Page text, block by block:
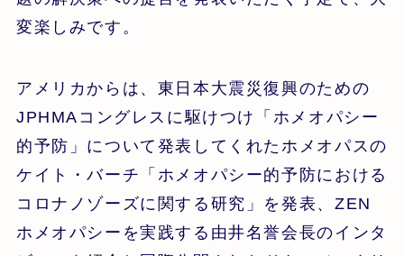
変楽しみです。
アメリカからは、東日本大震災復興のための
JPHMAコングレスに駆けつけ「ホメオパシー
的予防」について発表してくれたホメオパスの
ケイト・バーチ「ホメオパシー的予防における
コロナノゾーズに関する研究」を発表、ZEN
ホメオパシーを実践する由井名誉会長のインタ